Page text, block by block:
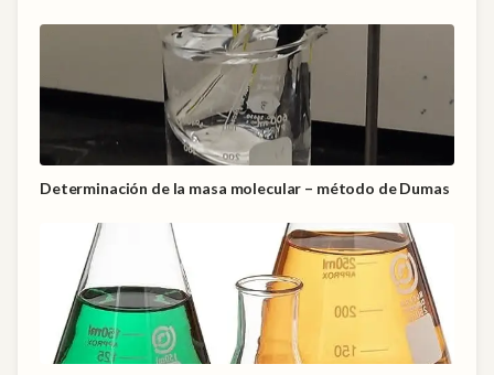
Determinación de la masa molecular – método de Dumas